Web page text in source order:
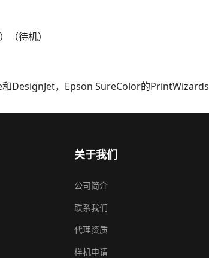
（待机）
DesignJet，Epson SureColor的PrintWizards
关于我们
公司简介
联系我们
代理资质
样机申请